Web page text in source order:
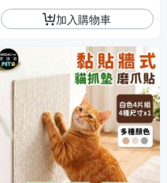
加入購物車